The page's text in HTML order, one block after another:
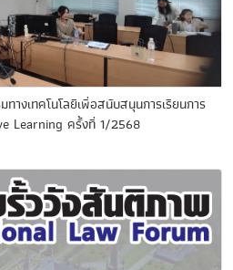
างเทคโนโลยีเพื่อสนับสนุนการเรียนการ
Learning ครั้งที่ 1/2568